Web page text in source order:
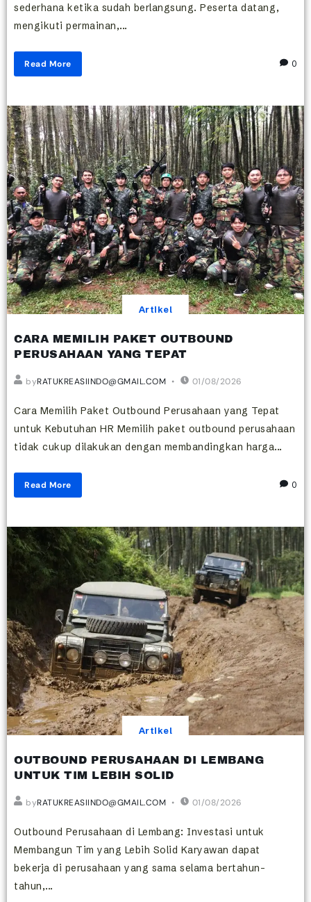
sederhana ketika sudah berlangsung. Peserta datang,
mengikuti permainan,...
Read More 0
Artikel
CARA MEMILIH PAKET OUTBOUND
PERUSAHAAN YANG TEPAT
byRATUKREASIINDO@GMAIL.COM 01/08/2026
Cara Memilih Paket Outbound Perusahaan yang Tepat
untuk Kebutuhan HR Memilih paket outbound perusahaan
tidak cukup dilakukan dengan membandingkan harga...
Read More 0
Artikel
OUTBOUND PERUSAHAAN DI LEMBANG
UNTUK TIM LEBIH SOLID
byRATUKREASIINDO@GMAIL.COM 01/08/2026
Outbound Perusahaan di Lembang: Investasi untuk
Membangun Tim yang Lebih Solid Karyawan dapat
bekerja di perusahaan yang sama selama bertahun-
tahun,...